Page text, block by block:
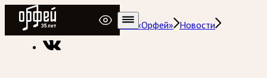
Радио Орфей
Радио классической музыки «Орфей» Новости